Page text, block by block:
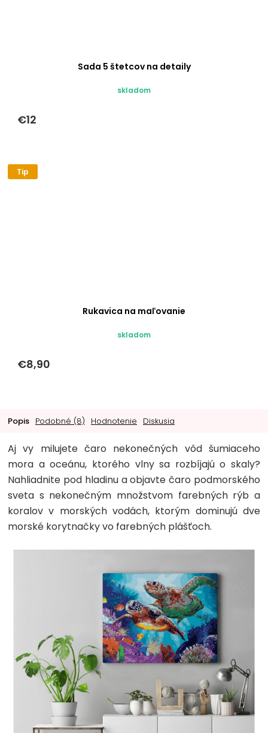
Sada 5 štetcov na detaily
skladom
€12
Tip
Rukavica na maľovanie
skladom
€8,90
Popis Podobné (8) Hodnotenie Diskusia
Aj vy milujete čaro nekonečných vôd šumiaceho
mora a oceánu, ktorého vlny sa rozbíjajú o skaly?
Nahliadnite pod hladinu a objavte čaro podmorského
sveta s nekonečným množstvom farebných rýb a
koralov v morských vodách, ktorým dominujú dve
morské korytnačky vo farebných plášťoch.